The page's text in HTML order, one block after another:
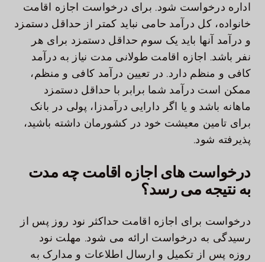
اداره درخواست شود. برای درخواست اجازه اقامت
خانواده، کل درآمد حامی نباید کمتر از حداقل دستمزد
و درآمد آنها باید یک سوم حداقل دستمزد برای هر
نفر باشد. اجازه اقامت طولانی مدت نیاز به درآمد
کافی و منظم دارد. در تعیین درآمد کافی و منظم،
ممکن است درآمد شما برابر با حداقل دستمزد
ماهانه باشد و یا اگر دارایی درآمدزا، پولی در بانک
برای تامین معیشت خود در کشورمان داشته باشید،
پذیرفته شود.
درخواست های اجازه اقامت چه مدت
به نتیجه می رسد؟
درخواست برای اجازه اقامت حداکثر نود روز پس از
رسیدگی به درخواست ارائه می شود. مهلت نود
روزه پس از تکمیل و ارسال اطلاعات و مدارک به